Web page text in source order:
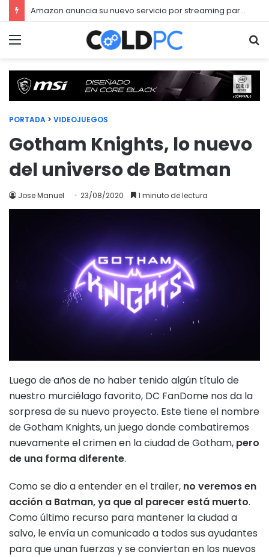
Amazon anuncia su nuevo servicio por streaming para juegos llamado Luna
Menú
PORTADA > VIDEOJUEGOS
Gotham Knights, lo nuevo
del universo de Batman
Jose Manuel 23/08/2020 1 minuto de lectura
Luego de años de no haber tenido algún título de
nuestro murciélago favorito, DC FanDome nos da la
sorpresa de su nuevo proyecto. Este tiene el nombre
de Gotham Knights, un juego donde combatiremos
nuevamente el crimen en la ciudad de Gotham, pero
de una forma diferente.
Como se dio a entender en el trailer, no veremos en
acción a Batman, ya que al parecer está muerto.
Como último recurso para mantener la ciudad a
salvo, le envía un comunicado a todos sus ayudantes
para que unan fuerzas y se conviertan en los nuevos